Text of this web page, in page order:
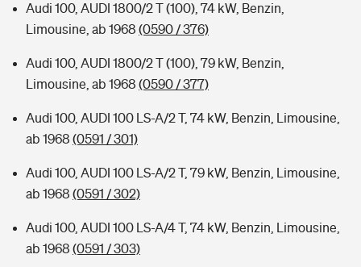
Audi 100, AUDI 1800/2 T (100), 74 kW, Benzin,
Limousine, ab 1968 (0590 / 376)
Audi 100, AUDI 1800/2 T (100), 79 kW, Benzin,
Limousine, ab 1968 (0590 / 377)
Audi 100, AUDI 100 LS-A/2 T, 74 kW, Benzin, Limousine,
ab 1968 (0591 / 301)
Audi 100, AUDI 100 LS-A/2 T, 79 kW, Benzin, Limousine,
ab 1968 (0591 / 302)
Audi 100, AUDI 100 LS-A/4 T, 74 kW, Benzin, Limousine,
ab 1968 (0591 / 303)